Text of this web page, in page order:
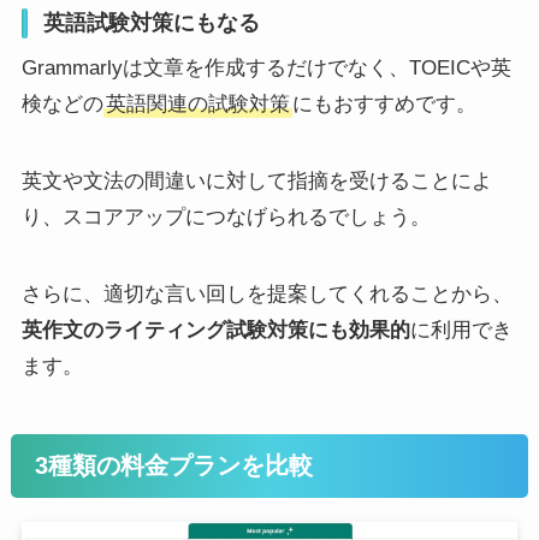
英語試験対策にもなる
Grammarlyは文章を作成するだけでなく、TOEICや英
検などの英語関連の試験対策にもおすすめです。
英文や文法の間違いに対して指摘を受けることによ
り、スコアアップにつなげられるでしょう。
さらに、適切な言い回しを提案してくれることから、
英作文のライティング試験対策にも効果的に利用でき
ます。
3種類の料金プランを比較